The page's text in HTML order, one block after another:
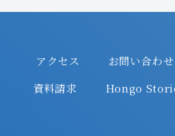
アクセス お問い合わせ
資料請求
Hongo